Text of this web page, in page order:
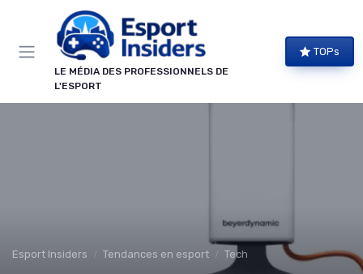
LE MÉDIA DES PROFESSIONNELS DE
L'ESPORT
TOPs
Esport Insiders Tendances en esport Tech
Panneau de gestion des cookies